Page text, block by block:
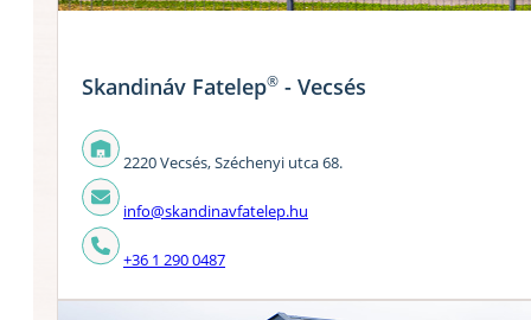
Skandináv Fatelep® - Vecsés
2220 Vecsés, Széchenyi utca 68.
info@skandinavfatelep.hu
+36 1 290 0487